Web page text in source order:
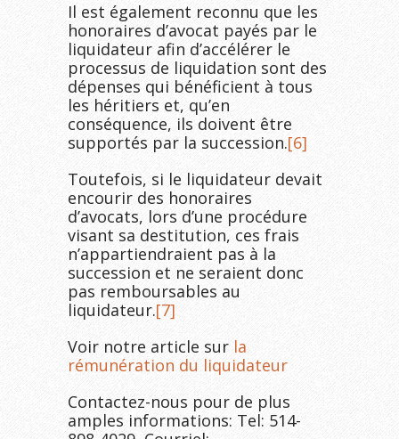
Il est également reconnu que les
honoraires d’avocat payés par le
liquidateur afin d’accélérer le
processus de liquidation sont des
dépenses qui bénéficient à tous
les héritiers et, qu’en
conséquence, ils doivent être
supportés par la succession.[6]
Toutefois, si le liquidateur devait
encourir des honoraires
d’avocats, lors d’une procédure
visant sa destitution, ces frais
n’appartiendraient pas à la
succession et ne seraient donc
pas remboursables au
liquidateur.[7]
Voir notre article sur la
rémunération du liquidateur
Contactez-nous pour de plus
amples informations: Tel: 514-